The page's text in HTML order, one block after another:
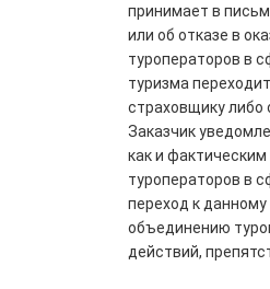
принимает в
или об отказе в
туроператоров в
туризма
страховщику либо
Заказчик
как и
туроператоров в
переход к
объединению
действий,